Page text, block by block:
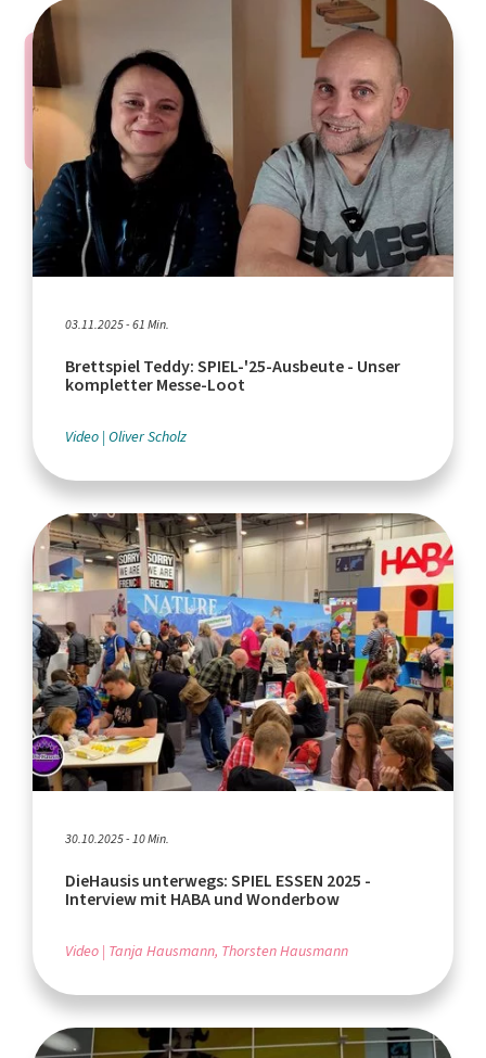
03.11.2025 - 61 Min.
Brettspiel Teddy: SPIEL-'25-Ausbeute - Unser
kompletter Messe-Loot
Video Oliver Scholz
30.10.2025 - 10 Min.
DieHausis unterwegs: SPIEL ESSEN 2025 -
Interview mit HABA und Wonderbow
Video Tanja Hausmann, Thorsten Hausmann